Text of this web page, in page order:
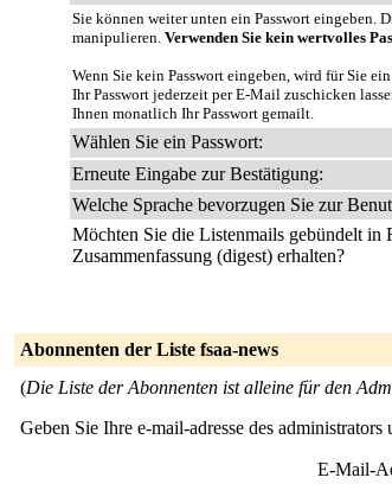
Sie können weiter unten ein Passwort eingeben.
manipulieren. Verwenden Sie kein wertvolles
Wenn Sie kein Passwort eingeben, wird für Sie
Ihr Passwort jederzeit per E-Mail zuschicken
Ihnen monatlich Ihr Passwort gemailt.
Wählen Sie ein Passwort:
Erneute Eingabe zur Bestätigung:
Welche Sprache bevorzugen Sie zur
Möchten Sie die Listenmails gebündelt in
Zusammenfassung (digest) erhalten?
Abonnenten der Liste fsaa-news
(Die Liste der Abonnenten ist alleine für den
Geben Sie Ihre e-mail-adresse des
E-Mail-